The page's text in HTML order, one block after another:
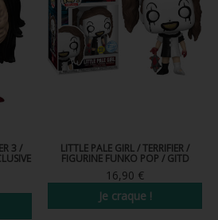
THINGS
DES ANNEAUX
3 / LITTLE PALE GIRL / TERRIFIER /
FIGURINE FUNKO POP / GITD
16,90 €
Je craque !